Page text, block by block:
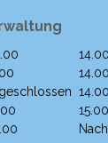
Nachmittag